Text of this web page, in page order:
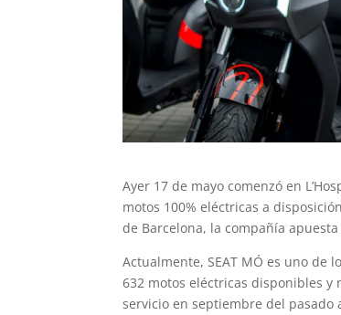
Ayer 17 de mayo comenzó en
motos 100% eléctricas a
de Barcelona, la compañía
Actualmente, SEAT MÓ es uno de
632 motos eléctricas disponibles y
servicio en septiembre del pasado